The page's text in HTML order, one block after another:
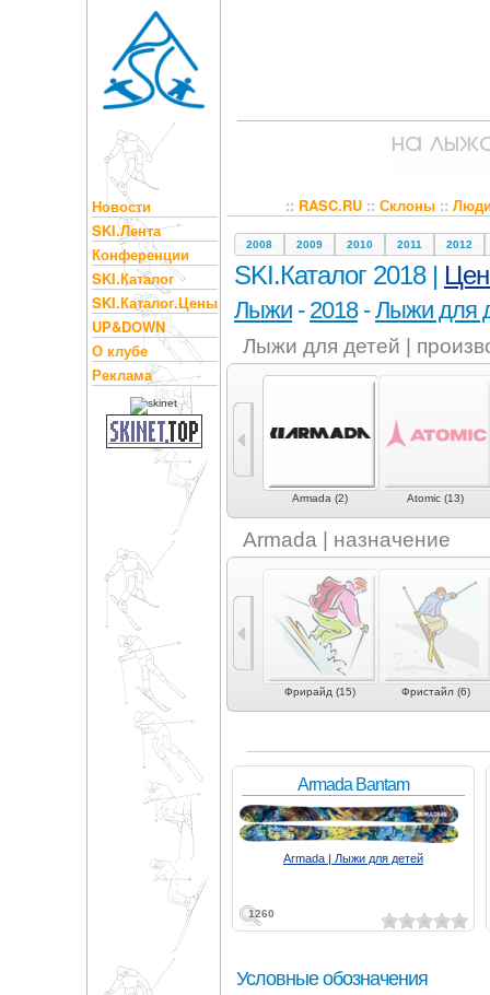
Новости
SKI.Лента
Конференции
SKI.Каталог
SKI.Каталог.Цены
UP&DOWN
О клубе
Реклама
:: RASC.RU:: Склоны::
2008 2009 2010 2011 2012
SKI.Каталог 2018 |
Лыжи - 2018-Лыжи для
Лыжи для детей |
Apo (1) Armada (2) Atomic (13)
Armada | назначение
Универсальные (2)
Экспертные
универсальные (2)
Фрирайд (15) Фристайл (6)
1260
Armada Bantam
Armada | Лыжи для детей
Условные обозначения